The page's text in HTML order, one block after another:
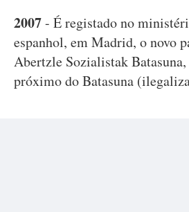
2007- É registado no
espanhol, em Madrid, o novo
Abertzle Sozialistak
próximo do Batasuna